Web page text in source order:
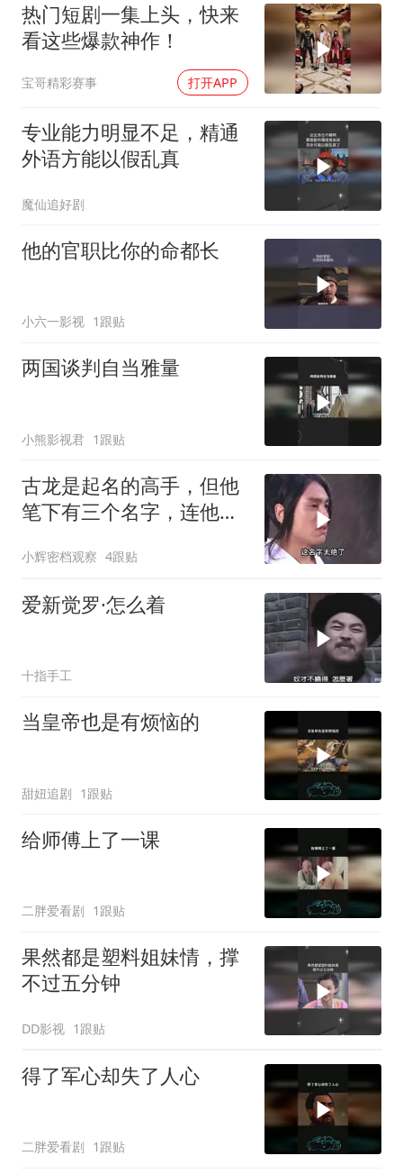
热门短剧一集上头，快来
看这些爆款神作！
宝哥精彩赛事 打开APP
专业能力明显不足，精通
外语方能以假乱真
魔仙追好剧
他的官职比你的命都长
小六一影视 1跟贴
两国谈判自当雅量
小熊影视君 1跟贴
古龙是起名的高手，但他
笔下有三个名字，连他自
小辉密档观察 4跟贴
爱新觉罗·怎么着
十指手工
当皇帝也是有烦恼的
甜妞追剧 1跟贴
给师傅上了一课
二胖爱看剧 1跟贴
果然都是塑料姐妹情，撑
不过五分钟
DD影视 1跟贴
得了军心却失了人心
二胖爱看剧 1跟贴